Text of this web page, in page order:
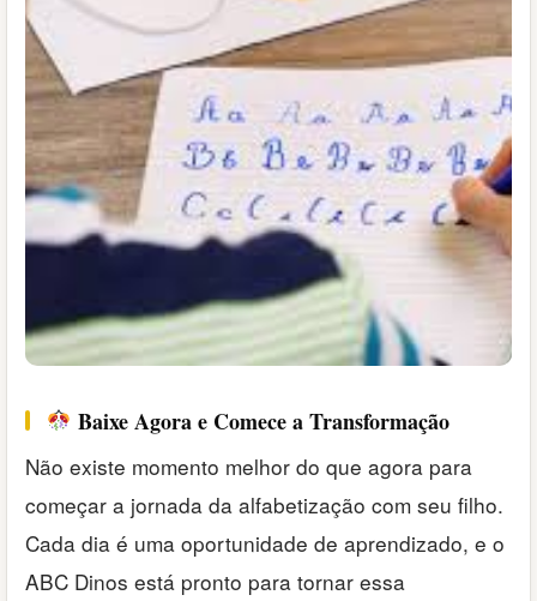
Baixe Agora e Comece a Transformação
Não existe momento melhor do que agora para
começar a jornada da alfabetização com seu filho.
Cada dia é uma oportunidade de aprendizado, e o
ABC Dinos está pronto para tornar essa